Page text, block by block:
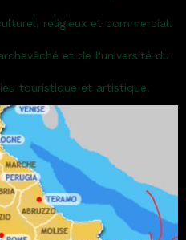
religieux et commercial.
et de l'université du
touristique et artistique.